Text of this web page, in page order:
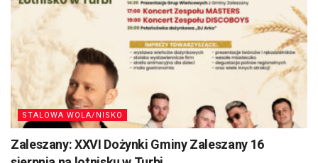
STALOWA WOLA/NISKO
Zaleszany: XXVI Dożynki Gminy Zaleszany 16